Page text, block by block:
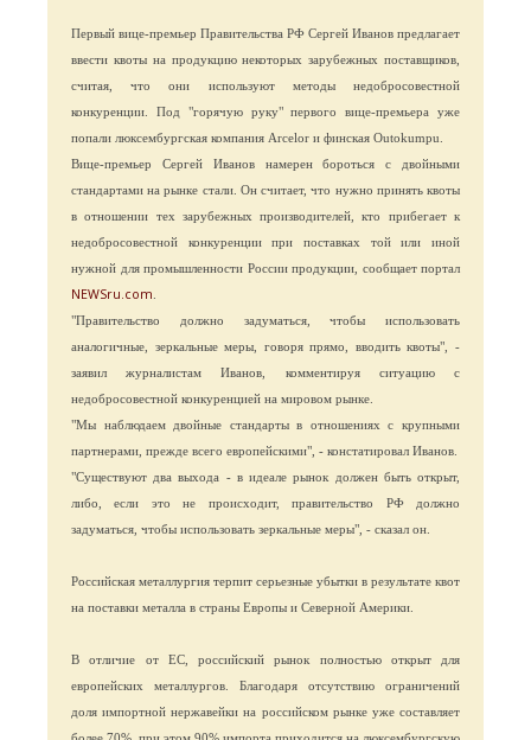
Первый вице-премьер Правительства РФ Сергей Иванов предлагает
ввести квоты на продукцию некоторых зарубежных поставщиков,
считая, что они используют методы недобросовестной
конкуренции. Под "горячую руку" первого вице-премьера уже
попали люксембургская компания Arcelor и финская Outokumpu.
Вице-премьер Сергей Иванов намерен бороться с двойными
стандартами на рынке стали. Он считает, что нужно принять квоты
в отношении тех зарубежных производителей, кто прибегает к
недобросовестной конкуренции при поставках той или иной
нужной для промышленности России продукции, сообщает портал
NEWSru.com.
"Правительство должно задуматься, чтобы использовать
аналогичные, зеркальные меры, говоря прямо, вводить квоты", -
заявил журналистам Иванов, комментируя ситуацию с
недобросовестной конкуренцией на мировом рынке.
"Мы наблюдаем двойные стандарты в отношениях с крупными
партнерами, прежде всего европейскими", - констатировал Иванов.
"Существуют два выхода - в идеале рынок должен быть открыт,
либо, если это не происходит, правительство РФ должно
задуматься, чтобы использовать зеркальные меры", - сказал он.
Российская металлургия терпит серьезные убытки в результате квот
на поставки металла в страны Европы и Северной Америки.
В отличие от ЕС, российский рынок полностью открыт для
европейских металлургов. Благодаря отсутствию ограничений
доля импортной нержавейки на российском рынке уже составляет